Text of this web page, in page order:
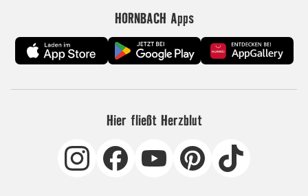
HORNBACH Apps
Hier fließt Herzblut